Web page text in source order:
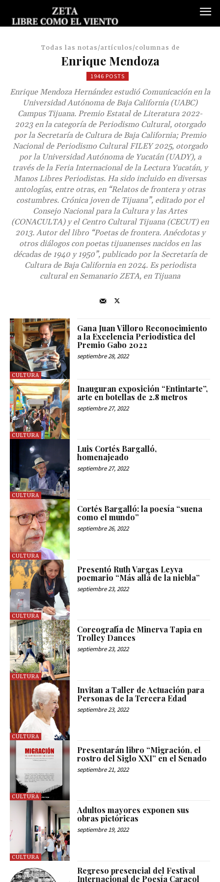
Todas las notas/artículos/columnas de
Enrique Mendoza
1946 POSTS
Enrique Mendoza Hernández estudió Comunicación en la
Universidad Autónoma de Baja California (UABC)
Campus Tijuana. Premio Estatal de Literatura 2022-
2023 en la categoría de Periodismo Cultural, otorgado
por la Secretaría de Cultura de Baja California; Premio
Nacional de Periodismo Cultural FILEY 2025, otorgado
por la Universidad Autónoma de Yucatán (UADY), a
través de la Feria Internacional de la Lectura Yucatán, y
Manos Libres Periodistas. Ha sido incluido en diversas
antologías, entre otras, en “Relatos de frontera y otras
costumbres. Crónica joven de Tijuana”, editado por el
Consejo Nacional para la Cultura y las Artes
(CONACULTA) y el Centro Cultural Tijuana (CECUT) en
2013. Autor del libro “Poetas de frontera. Anécdotas y
otros diálogos con poetas tijuanenses nacidos en las
décadas de 1940 y 1950”, publicado por la Secretaría de
Cultura de Baja California en 2024. Es periodista
cultural en Semanario ZETA, en Tijuana
CULTURA
Gana Juan Villoro Reconocimiento
a la Excelencia Periodística del
Premio Gabo 2022
septiembre 28, 2022
CULTURA
Inauguran exposición “Entintarte”,
arte en botellas de 2.8 metros
septiembre 27, 2022
CULTURA
Luis Cortés Bargalló,
homenajeado
septiembre 27, 2022
CULTURA
Cortés Bargalló: la poesía “suena
como el mundo”
septiembre 26, 2022
CULTURA
Presentó Ruth Vargas Leyva
poemario “Más allá de la niebla”
septiembre 23, 2022
CULTURA
Coreografía de Minerva Tapia en
Trolley Dances
septiembre 23, 2022
CULTURA
Invitan a Taller de Actuación para
Personas de la Tercera Edad
septiembre 23, 2022
CULTURA
Presentarán libro “Migración, el
rostro del Siglo XXI” en el Senado
septiembre 21, 2022
CULTURA
Adultos mayores exponen sus
obras pictóricas
septiembre 19, 2022
Regreso presencial del Festival
Internacional de Poesía Caracol